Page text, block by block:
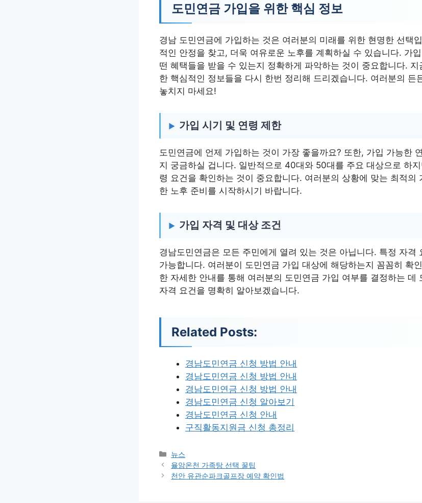
도민연금 가입을 위한 핵심 정보
경남 도민연금에 가입하는 것은 여러분의 미래를 위한 현명한 선택
적인 안정을 찾고, 더욱 여유로운 노후를 계획하실 수 있습니다. 가
떤 혜택들을 받을 수 있는지 정확하게 파악하는 것이 중요합니다.
한 핵심적인 정보들을 다시 한번 정리해 드리겠습니다. 여러분의 든
놓치지 마세요!
가입 시기 및 연령 제한
도민연금에 언제 가입하는 것이 가장 좋을까요? 또한, 가입 가능한
지 궁금하실 겁니다. 일반적으로 40대와 50대를 주요 대상으로 하
령 요건을 확인하는 것이 중요합니다. 여러분의 상황에 맞는 최적의
한 노후 준비를 시작하시기 바랍니다.
가입 자격 및 대상 조건
경남도민연금은 모든 주민에게 열려 있는 것은 아닙니다. 특정 자격
가능합니다. 여러분이 도민연금 가입 대상에 해당하는지 꼼꼼히 확
한 자세한 안내를 통해 여러분의 도민연금 가입 여부를 결정하는 데
자격 요건을 명확히 알아보겠습니다.
Related Posts:
경남도민연금 신청 방법 안내
경남도민연금 신청 방법 안내
경남도민연금 신청 방법 안내
경남도민연금 신청 알아보기
경남도민연금 신청 안내
구직활동지원금 신청 총정리
카
테
고
뉴스
율암온천 가족탕 선택 꿀팁
천안 유관순파크골프장 예약 확인법